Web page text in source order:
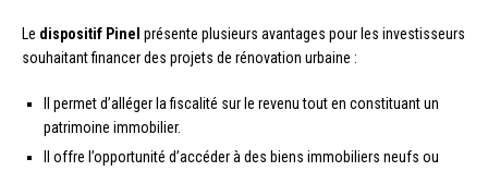
Le dispositif Pinel présente plusieurs avantages pour les investisseurs
souhaitant financer des projets de rénovation urbaine :
Il permet d’alléger la fiscalité sur le revenu tout en constituant un
patrimoine immobilier.
Il offre l’opportunité d’accéder à des biens immobiliers neufs ou